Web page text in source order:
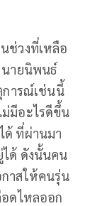
ช่วงที่เหลือ
นายนิพนธ์
การณ์เช่นนี้
มีอะไรดีขึ้น
ด้ ที่ผ่านมา
ด้ ดังนั้นคน
าสให้คนรุ่น
อดไหลออก